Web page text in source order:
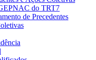
do TRT7
de Precedentes